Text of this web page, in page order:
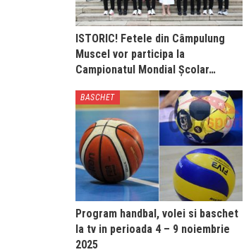
ISTORIC! Fetele din Câmpulung
Muscel vor participa la
Campionatul Mondial Școlar…
BASCHET
Program handbal, volei si baschet
la tv in perioada 4 – 9 noiembrie
2025